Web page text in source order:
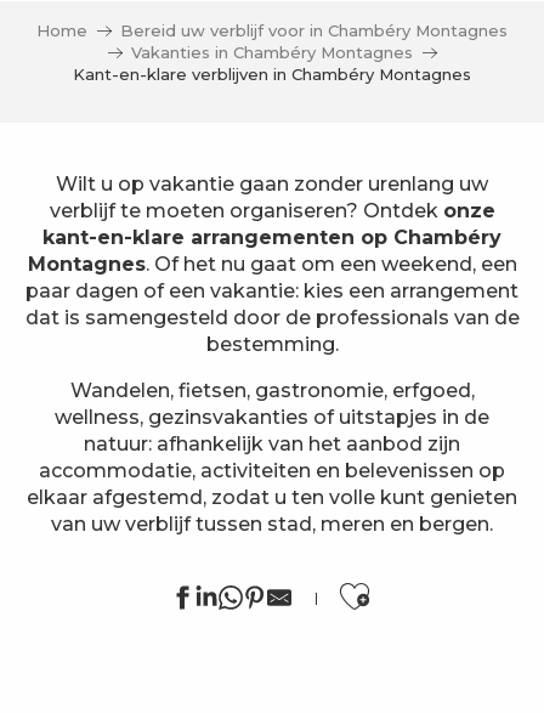
Home
Bereid uw verblijf voor in Chambéry Montagnes
Vakanties in Chambéry Montagnes
Kant-en-klare verblijven in Chambéry Montagnes
Wilt u op vakantie gaan zonder urenlang uw
verblijf te moeten organiseren? Ontdek onze
kant-en-klare arrangementen op Chambéry
Montagnes. Of het nu gaat om een weekend, een
paar dagen of een vakantie: kies een arrangement
dat is samengesteld door de professionals van de
bestemming.
Wandelen, fietsen, gastronomie, erfgoed,
wellness, gezinsvakanties of uitstapjes in de
natuur: afhankelijk van het aanbod zijn
accommodatie, activiteiten en belevenissen op
elkaar afgestemd, zodat u ten volle kunt genieten
van uw verblijf tussen stad, meren en bergen.
Ajouter